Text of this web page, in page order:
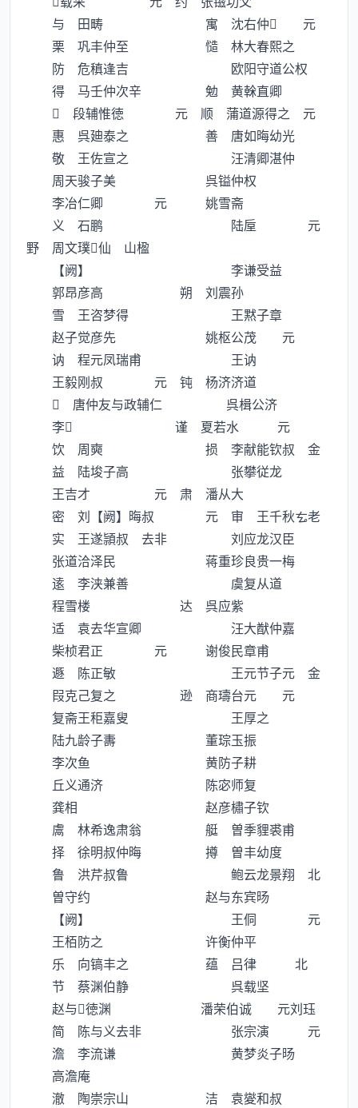
与 田畴 寓 沈右仲 元
栗 巩丰仲至 慥 林大春熙之
防 危稹逢吉 欧阳守道公权
得 马壬仲次辛 勉 黄榦直卿
 段辅惟徳 元 顺 蒲道源得之 元
惠 呉廸泰之 善 唐如晦幼光
敬 王佐宣之 汪清卿湛仲
周天骏子美 呉镒仲权
李冶仁卿 元 姚雪斋
义 石鹏 陆垕 元
野 周文璞仙 山楹
【阙】 李谦受益
郭昂彦高 朔 刘震孙
雪 王咨梦得 王黙子章
赵子觉彦先 姚枢公茂 元
讷 程元凤瑞甫 王讷
王毅刚叔 元 钝 杨济济道
 唐仲友与政辅仁 呉楫公济
李 谨 夏若水 元
饮 周奭 损 李献能钦叔 金
益 陆埈子高 张攀従龙
王吉才 元 肃 潘从大
密 刘【阙】晦叔 元 审 王千秋老
实 王遂頴叔 去非 刘应龙汉臣
张道洽泽民 蒋重珍良贵一梅
逺 李浃兼善 虞复从道
程雪楼 达 呉应紫
适 袁去华宣卿 汪大猷仲嘉
柴桢君正 元 谢俊民章甫
遯 陈正敏 王元节子元 金
叚克己复之 逊 商璹台元 元
复斋王秬嘉叟 王厚之
陆九龄子夀 董琮玉振
李次鱼 黄防子耕
丘义通济 陈宓师复
龚相 赵彦橚子钦
鬳 林希逸肃翁 艇 曽季貍裘甫
择 徐明叔仲晦 撙 曽丰幼度
鲁 洪芹叔鲁 鲍云龙景翔 北
曽守约 赵与东宾旸
【阙】 王侗 元
王栢防之 许衡仲平
乐 向镐丰之 蕴 吕律 北
节 蔡渊伯静 呉载坚
赵与徳渊 潘荣伯诚 元刘珏
简 陈与义去非 张宗演 元
澹 李流谦 黄梦炎子旸
高澹庵
澈 陶崇宗山 洁 袁夑和叔